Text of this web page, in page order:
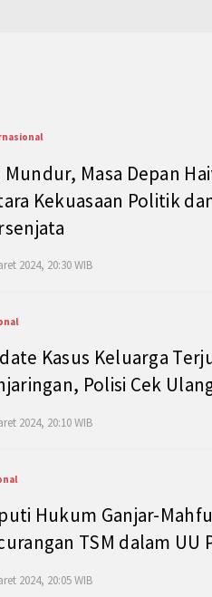
Mundur, Masa Depan
Kekuasaan Politik
2024, 20:30 WIB
Kasus Keluarga
Polisi Cek
2024, 20:10 WIB
Hukum Ganjar-
TSM dalam
2024, 20:05 WIB